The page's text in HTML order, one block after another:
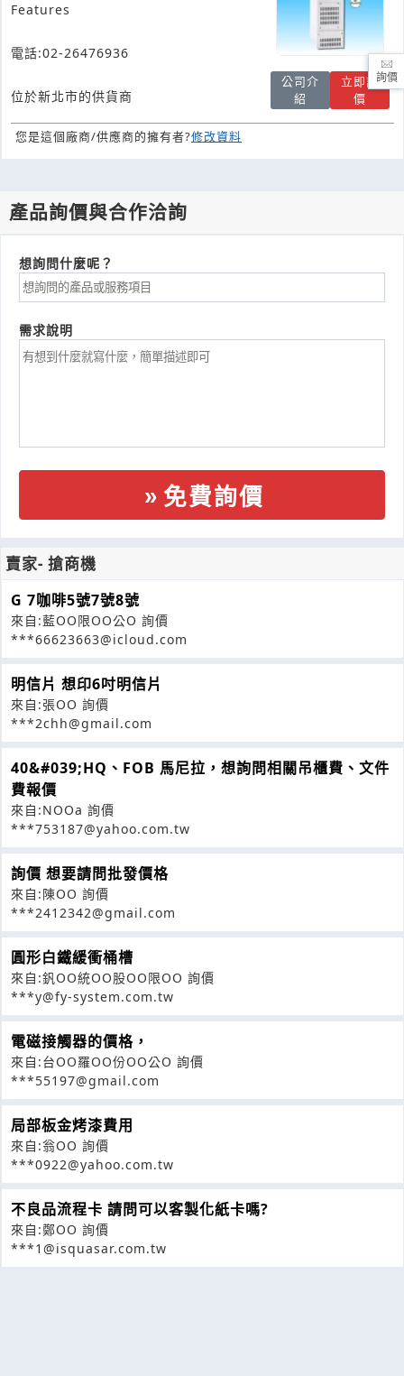
Features
電話:02-26476936
位於新北市的供貨商
公司介
紹
立即詢
價
您是這個廠商/供應商的擁有者?修改資料
產品詢價與合作洽詢
想詢問什麼呢？
需求說明
免費詢價
賣家- 搶商機
G 7咖啡5號7號8號
來自:藍OO限OO公O 詢價
***66623663@icloud.com
明信片 想印6吋明信片
來自:張OO 詢價
***2chh@gmail.com
40&#039;HQ、FOB 馬尼拉，想詢問相關吊櫃費、文件
費報價
來自:NOOa 詢價
***753187@yahoo.com.tw
詢價 想要請問批發價格
來自:陳OO 詢價
***2412342@gmail.com
圓形白鐵緩衝桶槽
來自:釩OO統OO股OO限OO 詢價
***y@fy-system.com.tw
電磁接觸器的價格，
來自:台OO羅OO份OO公O 詢價
***55197@gmail.com
局部板金烤漆費用
來自:翁OO 詢價
***0922@yahoo.com.tw
不良品流程卡 請問可以客製化紙卡嗎?
來自:鄭OO 詢價
***1@isquasar.com.tw
詢價